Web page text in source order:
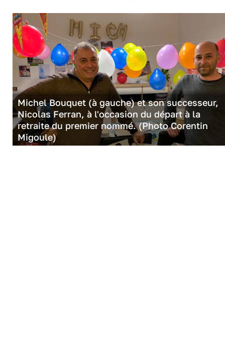
Michel Bouquet (à gauche) et son successeur,
Nicolas Ferran, à l'occasion du départ à la
retraite du premier nommé. (Photo Corentin
Migoule)